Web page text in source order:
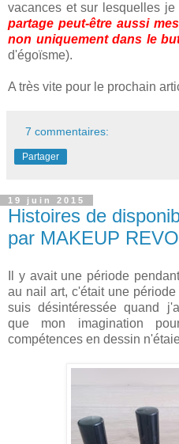
vacances et sur lesquelles
partage peut-être aussi
non uniquement dans le
d'égoïsme).
A très vite pour le prochain
7 commentaires:
Partager
19 juin 2015
Histoires de
par MAKEUP
Il y avait une période
au nail art, c'était une
suis désintéressée quand
que mon imagination
compétences en dessin